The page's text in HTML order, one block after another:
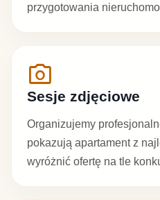
przygotowania
photo_camera
Sesje zdjęciowe
Organizujemy
pokazują apartament z
wyróżnić ofertę na tle